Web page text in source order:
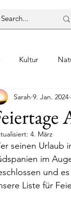
Kultur
Sarah 9. Jan. 2024
4. März
seinen Urlaub
im
und
Liste für